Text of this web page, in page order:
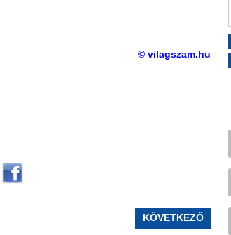
© vilagszam.hu
KÖVETKEZŐ